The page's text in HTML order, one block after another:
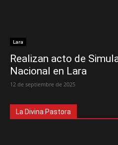
Lara
Realizan acto de
Nacional en Lara
12 de septiembre de 2025
La Divina Pastora